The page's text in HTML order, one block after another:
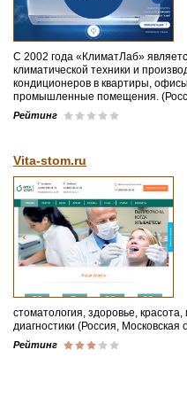
С 2002 года «КлиматЛаб»
климатической техники и
кондиционеров в квартиры,
промышленные помещения.
Рейтинг
Vita-stom.ru
стоматология, здоровье,
диагностики (Россия, Московская
Рейтинг